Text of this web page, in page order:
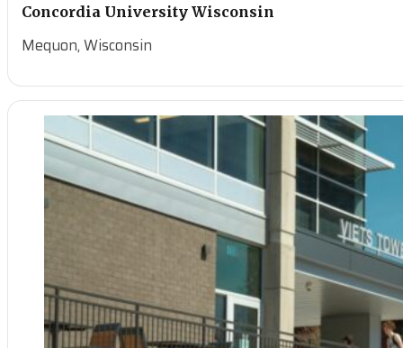
Concordia University Wisconsin
Mequon, Wisconsin